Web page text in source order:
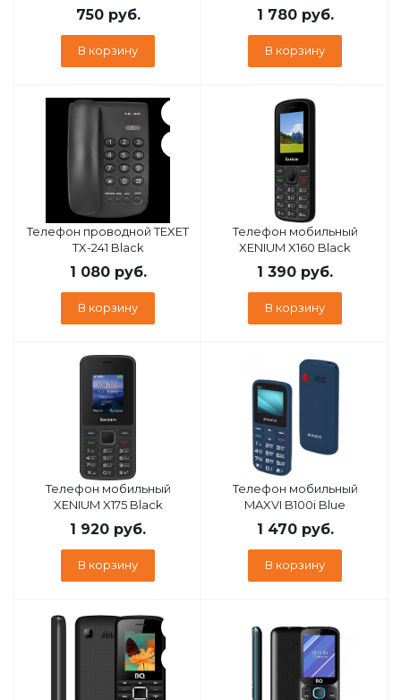
750руб.
В корзину
1 780руб.
В корзину
Телефон проводной TEXET
TX-241 Black
1 080руб.
В корзину
Телефон мобильный
XENIUM X160 Black
1 390 руб.
В корзину
Телефон мобильный
XENIUM X175 Black
1 920 руб.
В корзину
Телефон мобильный
MAXVI B100i Blue
1 470руб.
В корзину